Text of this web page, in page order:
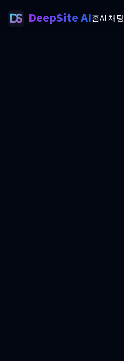
DeepSite AI홈AI 채팅